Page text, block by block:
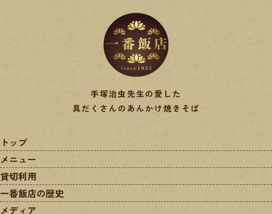
手塚治虫先生の愛した
具だくさんのあんかけ焼きそば
トップ
メニュー
貸切利用
一番飯店の歴史
メディア